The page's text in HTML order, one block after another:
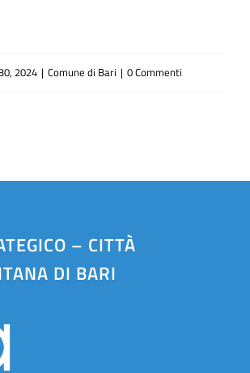
2024 | Comune di Bari | 0 Commenti
– CITTÀ
DI BARI